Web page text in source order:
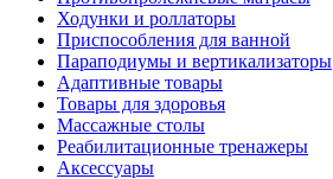
Ходунки и роллаторы
Приспособления для ванной
Параподиумы и вертикализаторы
Адаптивные товары
Товары для здоровья
Массажные столы
Реабилитационные тренажеры
Аксессуары